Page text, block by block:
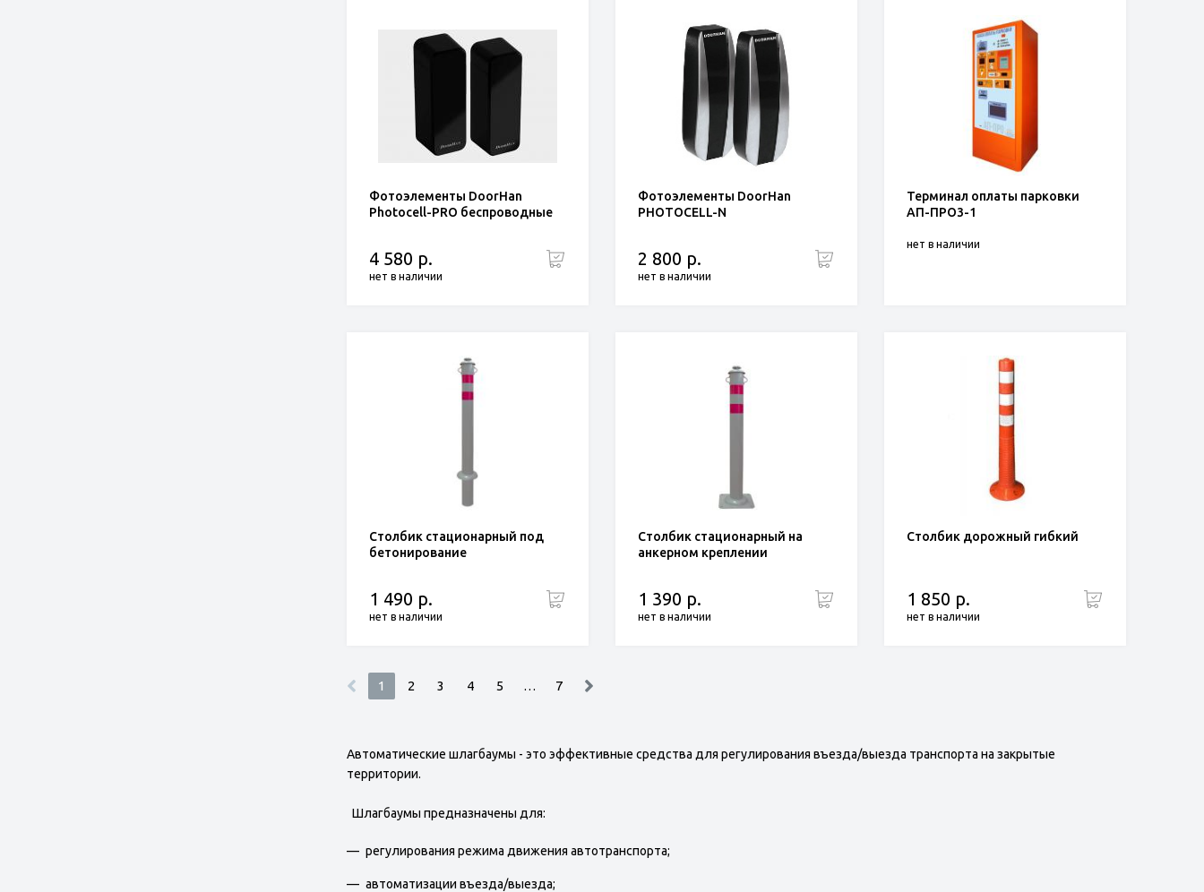
Фотоэлементы DoorHan
Photocell-PRO беспроводные
4 580 р.
нет в наличии
Фотоэлементы DoorHan
PHOTOCELL-N
2 800 р.
нет в наличии
Терминал оплаты парковки
АП-ПРО3-1
нет в наличии
Столбик стационарный под
бетонирование
1 490 р.
нет в наличии
Столбик стационарный на
анкерном креплении
1 390 р.
нет в наличии
Столбик дорожный гибкий
1 850 р.
нет в наличии
1 2 3 4 5 … 7
Автоматические шлагбаумы - это эффективные средства для регулирования въезда/выезда транспорта на закрытые
территории.
Шлагбаумы предназначены для:
регулирования режима движения автотранспорта;
автоматизации въезда/выезда;